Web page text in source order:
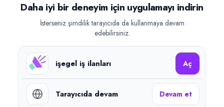
işegel.net bir ilan yayın platformudur; iş bulma aracılığı veya işe
yerleştirme faaliyeti yapmaz.
Benzer aramalar
Daha iyi bir deneyim için uygulamayı indirin
İsterseniz şimdilik tarayıcıda da kullanmaya devam
edebilirsiniz.
işegel iş ilanları Aç
Tarayıcıda devam Devam et